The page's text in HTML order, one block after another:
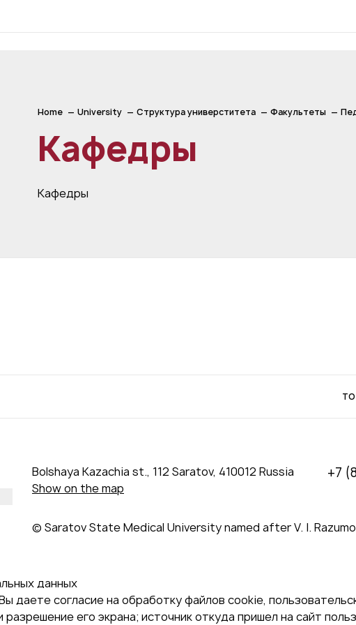
Home University Структура универститета Факультеты
Кафедры
Кафедры
Bolshaya Kazachia st., 112 Saratov, 410012 Russia
Show on the map
+7
© Saratov State Medical University named after V. I.
данных
даете согласие на обработку файлов cookie,
разрешение его экрана; источник откуда пришел на сайт